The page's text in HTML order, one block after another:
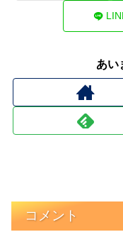
あい
コメント